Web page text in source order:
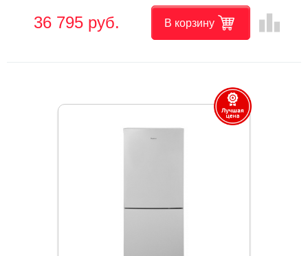
36 795 руб. В корзину leaderboard